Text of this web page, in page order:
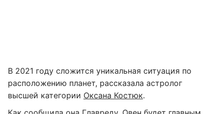
В 2021 году сложится уникальная ситуация по
расположению планет, рассказала астролог
высшей категории Оксана Костюк.